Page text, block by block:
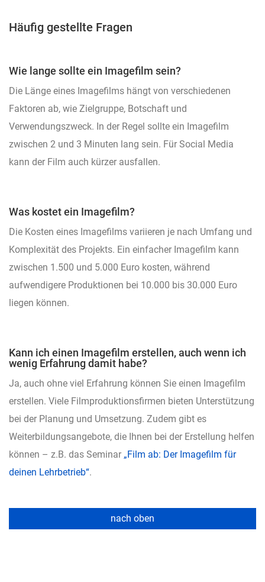
Häufig gestellte Fragen
Wie lange sollte ein Imagefilm sein?
Die Länge eines Imagefilms hängt von verschiedenen
Faktoren ab, wie Zielgruppe, Botschaft und
Verwendungszweck. In der Regel sollte ein Imagefilm
zwischen 2 und 3 Minuten lang sein. Für Social Media
kann der Film auch kürzer ausfallen.
Was kostet ein Imagefilm?
Die Kosten eines Imagefilms variieren je nach Umfang und
Komplexität des Projekts. Ein einfacher Imagefilm kann
zwischen 1.500 und 5.000 Euro kosten, während
aufwendigere Produktionen bei 10.000 bis 30.000 Euro
liegen können.
Kann ich einen Imagefilm erstellen, auch wenn ich
wenig Erfahrung damit habe?
Ja, auch ohne viel Erfahrung können Sie einen Imagefilm
erstellen. Viele Filmproduktionsfirmen bieten Unterstützung
bei der Planung und Umsetzung. Zudem gibt es
Weiterbildungsangebote, die Ihnen bei der Erstellung helfen
können – z.B. das Seminar „Film ab: Der Imagefilm für
deinen Lehrbetrieb“.
nach oben